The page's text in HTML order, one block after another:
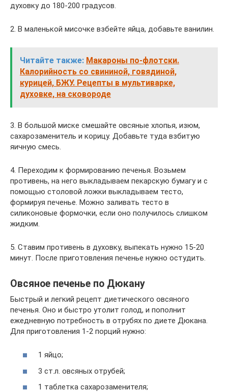
духовку до 180-200 градусов.
2. В маленькой мисочке взбейте яйца, добавьте ванилин.
Читайте также: Макароны по-флотски.
Калорийность со свининой, говядиной,
курицей, БЖУ. Рецепты в мультиварке,
духовке, на сковороде
3. В большой миске смешайте овсяные хлопья, изюм,
сахарозаменитель и корицу. Добавьте туда взбитую
яичную смесь.
4. Переходим к формированию печенья. Возьмем
противень, на него выкладываем пекарскую бумагу и с
помощью столовой ложки выкладываем тесто,
формируя печенье. Можно заливать тесто в
силиконовые формочки, если оно получилось слишком
жидким.
5. Ставим противень в духовку, выпекать нужно 15-20
минут. После приготовления печенье нужно остудить.
Овсяное печенье по Дюкану
Быстрый и легкий рецепт диетического овсяного
печенья. Оно и быстро утолит голод, и пополнит
ежедневную потребность в отрубях по диете Дюкана.
Для приготовления 1-2 порций нужно:
1 яйцо;
3 ст.л. овсяных отрубей;
1 таблетка сахарозаменителя;